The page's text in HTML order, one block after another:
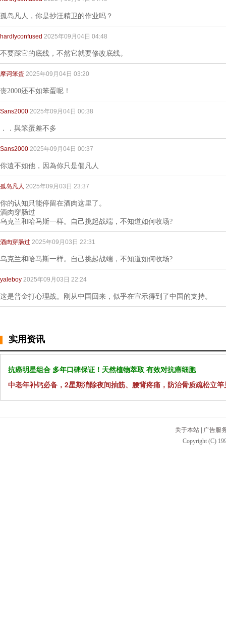
孤岛凡人，你是抄汪精卫的作业吗？
hardlyconfused 2025年09月04日 04:48
不要踩它的底线，不然它就要修改底线。
摩诃笨蛋 2025年09月04日 03:20
丧2000还不如笨蛋呢！
Sans2000 2025年09月04日 00:38
．．與笨蛋差不多
Sans2000 2025年09月04日 00:37
你遠不如他，因為你只是個凡人
孤岛凡人 2025年09月03日 23:37
你的认知只能停留在酒肉这里了。
酒肉穿肠过
乌克兰和哈马斯一样。自己挑起战端，不知道如何收场?
酒肉穿肠过 2025年09月03日 22:31
乌克兰和哈马斯一样。自己挑起战端，不知道如何收场?
yaleboy 2025年09月03日 22:24
这是普金打心理战。刚从中国回来，似乎在宣示得到了中国的支持。
实用资讯
抗癌明星组合 多年口碑保证！天然植物萃取 有效对抗癌细胞
中老年补钙必备，2星期消除夜间抽筋、腰背疼痛，防治骨质疏松立竿
关于本站
广告服
Copyright (C)